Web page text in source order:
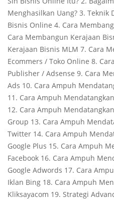
Menghasilkan Uang? 3. Teknik
Bisnis Online 4. Cara
Cara Membangun Kerajaan
Kerajaan Bisnis MLM 7. Cara
Ecommers / Toko Online 8.
Publisher / Adsense 9. Cara
Ads 10. Cara Ampuh
11. Cara Ampuh
12. Cara Ampuh
Group 13. Cara Ampuh
Twitter 14. Cara Ampuh
Google Plus 15. Cara Ampuh
Facebook 16. Cara Ampuh
Google Adwords 17. Cara
Iklan Bing 18. Cara Ampuh
Kliksayacom 19. Strategi